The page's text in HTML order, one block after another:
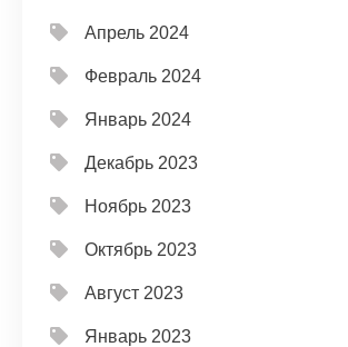
Апрель 2024
Февраль 2024
Январь 2024
Декабрь 2023
Ноябрь 2023
Октябрь 2023
Август 2023
Январь 2023